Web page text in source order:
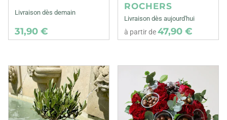
Livraison dès demain
31,90 €
ROCHERS
Livraison dès aujourd'hui
à partir de47,90 €